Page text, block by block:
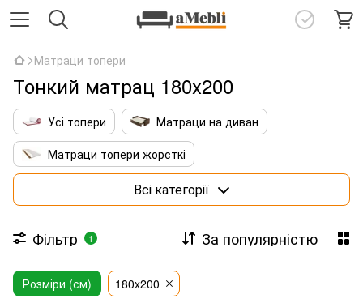
Матраци топери
Тонкий матрац 180х200
Усі топери
Матраци на диван
Матраци топери жорсткі
Матраци топери з кокосовою койрою
Матраци топери 140х190
Матраци топери 160х190
Всі категорії
Фільтр 1 За популярністю
Розміри (см) 180x200